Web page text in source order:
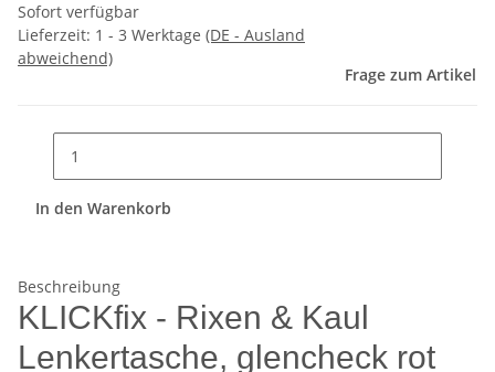
Sofort verfügbar
Lieferzeit: 1 - 3 Werktage (DE - Ausland
abweichend)
Frage zum Artikel
In den Warenkorb
Beschreibung
KLICKfix - Rixen & Kaul
Lenkertasche, glencheck rot